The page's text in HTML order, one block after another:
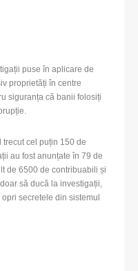
puse în aplicare de
proprietăți în centre
siguranța că banii folosiți
trecut cel puțin 150 de
au fost anunțate în 79 de
de 6500 de contribuabili și
să ducă la investigații,
secretele din sistemul